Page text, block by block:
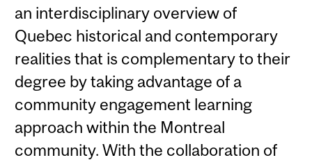
an interdisciplinary overview of
Quebec historical and contemporary
realities that is complementary to their
degree by taking advantage of a
community engagement learning
approach within the Montreal
community. With the collaboration of